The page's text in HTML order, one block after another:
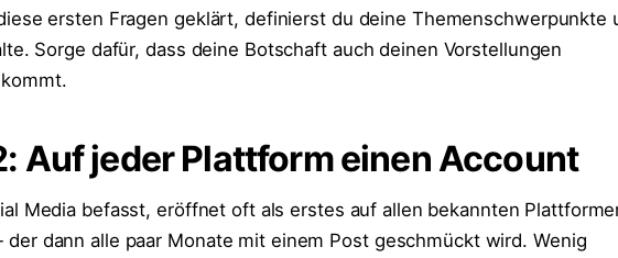
ersten Fragen geklärt, definierst du deine Themenschwerpunkte
Sorge dafür, dass deine Botschaft auch deinen Vorstellungen
Auf jeder Plattform einen Account
Media befasst, eröffnet oft als erstes auf allen bekannten
dann alle paar Monate mit einem Post geschmückt wird. Wenig